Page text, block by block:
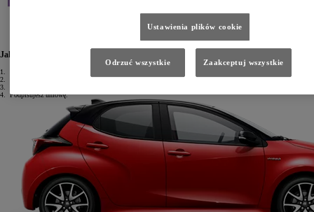
Jak uzyskać Kredyt standardowy?
1.
2.
Przedstawiasz dokument tożsamości oraz dokumenty finansowe.
3.
4.
Podpisujesz umowę.
Ustawienia plików cookie
Odrzuć wszystkie Zaakceptuj wszystkie